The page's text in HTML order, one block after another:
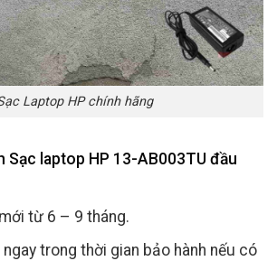
Laptop HP chính hãng
Sạc laptop HP 13-AB003TU đầu
từ 6 – 9 tháng.
trong thời gian bảo hành nếu có